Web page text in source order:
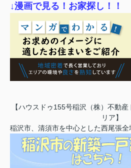
↓漫画で見る！お家探し！！
【ハウスドゥ155号稲沢（株）不動
リア】
稲沢市、清須市を中心とした西尾張全